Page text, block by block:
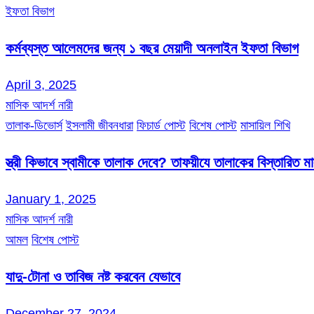
ইফতা বিভাগ
কর্মব্যস্ত আলেমদের জন্য ১ বছর মেয়াদী অনলাইন ইফতা বিভাগ
April 3, 2025
মাসিক আদর্শ নারী
তালাক-ডিভোর্স ইসলামী জীবনধারা ফিচার্ড পোস্ট বিশেষ পোস্ট মাসায়িল শিখি
স্ত্রী কিভাবে স্বামীকে তালাক দেবে? তাফয়ীযে তালাকের বিস্তারিত
January 1, 2025
মাসিক আদর্শ নারী
আমল বিশেষ পোস্ট
যাদু-টোনা ও তাবিজ নষ্ট করবেন যেভাবে